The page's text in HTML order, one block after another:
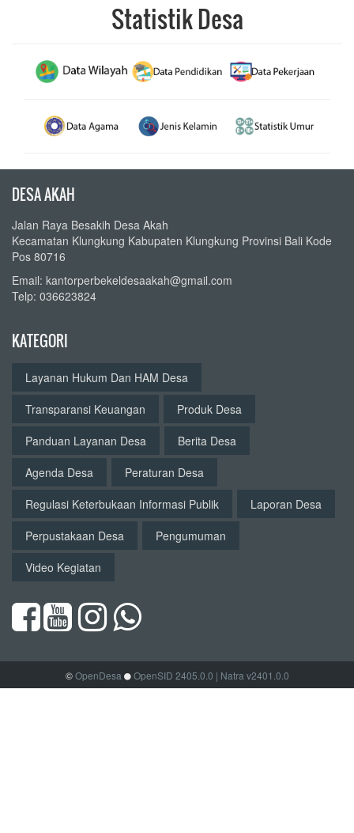
Statistik Desa
DESA AKAH
Jalan Raya Besakih Desa Akah
Kecamatan Klungkung Kabupaten Klungkung Provinsi Bali Kode
Pos 80716
Email: kantorperbekeldesaakah@gmail.com
Telp: 036623824
KATEGORI
Layanan Hukum Dan HAM Desa
Transparansi Keuangan
Produk Desa
Panduan Layanan Desa
Berita Desa
Agenda Desa
Peraturan Desa
Regulasi Keterbukaan Informasi Publik
Laporan Desa
Perpustakaan Desa
Pengumuman
Video Kegiatan
©OpenDesa OpenSID 2405.0.0 | Natra v2401.0.0